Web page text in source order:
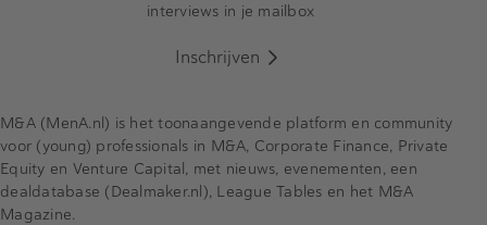
interviews in je mailbox
Inschrijven
M&A (MenA.nl) is het toonaangevende platform en community
voor (young) professionals in M&A, Corporate Finance, Private
Equity en Venture Capital, met nieuws, evenementen, een
dealdatabase (Dealmaker.nl), League Tables en het M&A
Magazine.